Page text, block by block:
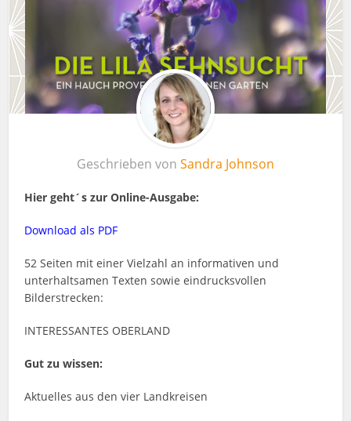
Geschrieben von Sandra Johnson
Hier geht´s zur Online-Ausgabe:
Download als PDF
52 Seiten mit einer Vielzahl an informativen und
unterhaltsamen Texten sowie eindrucksvollen
Bilderstrecken:
INTERESSANTES OBERLAND
Gut zu wissen:
Aktuelles aus den vier Landkreisen